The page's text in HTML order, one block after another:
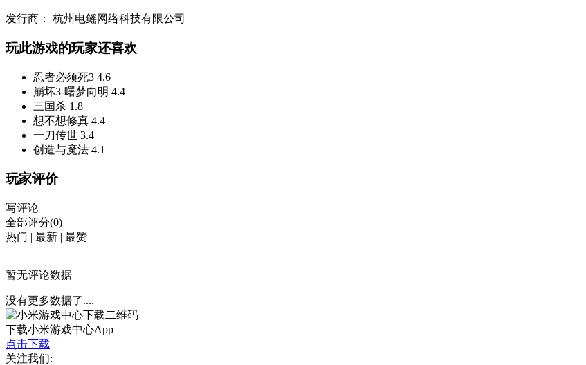
发行商： 杭州电鳐网络科技有限公司
玩此游戏的玩家还喜欢
忍者必须死3 4.6
崩坏3-曙梦向明 4.4
三国杀 1.8
想不想修真 4.4
一刀传世 3.4
创造与魔法 4.1
玩家评价
写评论
全部评分(0)
热门 | 最新 | 最赞
暂无评论数据
没有更多数据了....
下载小米游戏中心App
点击下载
关注我们: